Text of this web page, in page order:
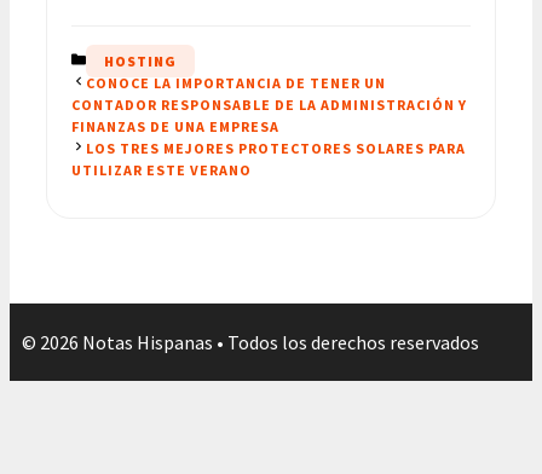
CATEGORÍAS
HOSTING
CONOCE LA IMPORTANCIA DE TENER UN
CONTADOR RESPONSABLE DE LA ADMINISTRACIÓN Y
FINANZAS DE UNA EMPRESA
LOS TRES MEJORES PROTECTORES SOLARES PARA
UTILIZAR ESTE VERANO
© 2026 Notas Hispanas • Todos los derechos reservados